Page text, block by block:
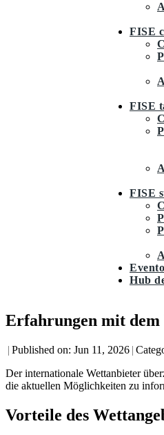
FISE
FISE
FISE
Hub
Erfahrungen mit dem
| Published on: Jun 11, 2026 |
Der internationale Wettanbieter
die aktuellen Möglichkeiten zu
Vorteile des